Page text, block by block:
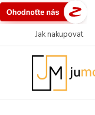
Jak nakupovat